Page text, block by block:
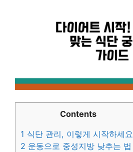
Contents
1 식단 관리, 이렇게 시작하세
2 운동으로 중성지방 낮추는 법